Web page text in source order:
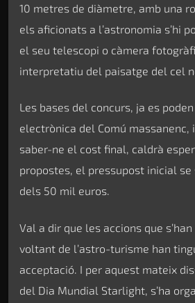
10 metres de diàmetre, amb una
els aficionats a l’astronomia s’hi
el seu telescopi o càmera
interpretatiu del paisatge del cel
Les bases del concurs, ja es
electrònica del Comú massanenc,
saber-ne el cost final, caldrà
propostes, el pressupost inicial
dels 50 mil euros.
Val a dir que les accions que
voltant de l’astro-turisme han
acceptació. I per aquest mateix
del Dia Mundial Starlight, s’ha